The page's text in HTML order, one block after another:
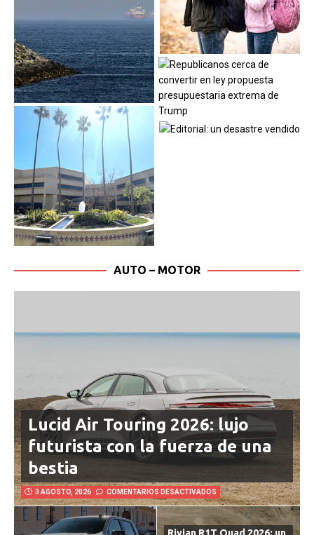
Lucid Air Touring 2026: lujo
futurista con la fuerza de una
bestia
3 AGOSTO, 2026 COMENTARIOS DESACTIVADOS